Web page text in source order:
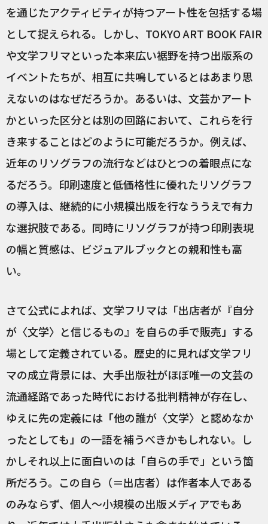
を通じたアクティビティが持つアート性を包括する場
として捉えられる。しかし、TOKYO ART BOOK FAIR
や文学フリマといった本来広い裾野を持つ出版系の
イベントたちが、相互に共鳴しているとはあまり思
えないのはなぜだろうか。あるいは、文芸かアート
かといった区分とは別の回路において、これらを行
き来することはどのように可能だろうか。例えば、
近年のリソグラフの流行などはひとつの着眼点にな
るだろう。印刷速度と低価格性に優れたリソグラフ
の導入は、継続的に小規模出版を行なううえで有力
な選択肢である。同時にリソグラフが持つ印刷表現
の幅と質感は、ビジュアルブックとの親和性も高
い。
さて公式によれば、文学フリマは「出店者が『自分
が〈文学〉と信じるもの』を自らの手で販売」する
場として定義されている。歴史的に見れば文学フリ
マの成立背景には、大手出版社がほぼ唯一の文芸の
流通経路であった時代における批判精神が存在し、
ゆえに先の定義には「他の誰が〈文学〉と認めなか
ったとしても」の一語を補うべきかもしれない。し
かしそれ以上に面白いのは「自らの手で」という箇
所だろう。この自ら（＝出店者）は作者本人である
のみならず、個人〜小規模の出版メディアでもあ